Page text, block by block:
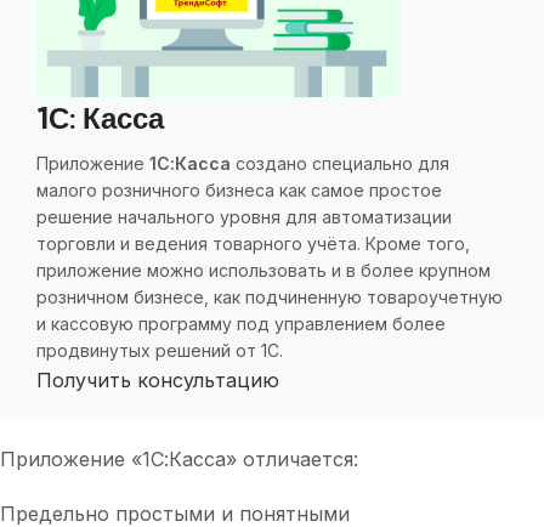
1С: Касса
Приложение 1С:Касса создано специально для
малого розничного бизнеса как самое простое
решение начального уровня для автоматизации
торговли и ведения товарного учёта. Кроме того,
приложение можно использовать и в более крупном
розничном бизнесе, как подчиненную товароучетную
и кассовую программу под управлением более
продвинутых решений от 1С.
Получить консультацию
Приложение «1С:Касса» отличается:
Предельно простыми и понятными